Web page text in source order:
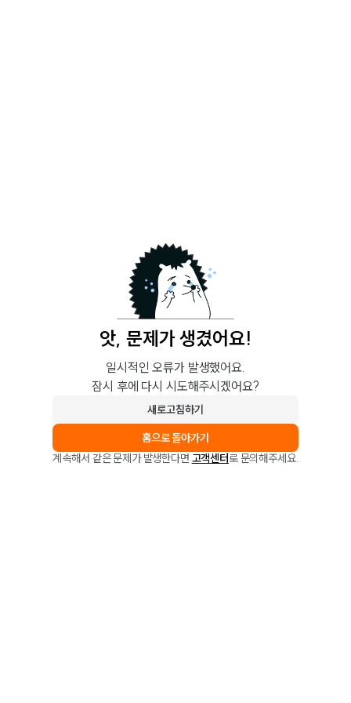
앗, 문제가 생겼어요!
일시적인 오류가 발생했어요.
잠시 후에 다시 시도해주시겠어요?
새로고침하기
홈으로 돌아가기
계속해서 같은 문제가 발생한다면 고객센터로 문의해주세요.